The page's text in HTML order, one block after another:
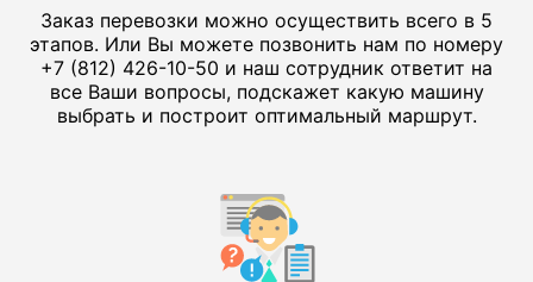
Заказ перевозки можно осуществить всего в 5
этапов. Или Вы можете позвонить нам по номеру
+7 (812) 426-10-50 и наш сотрудник ответит на
все Ваши вопросы, подскажет какую машину
выбрать и построит оптимальный маршрут.